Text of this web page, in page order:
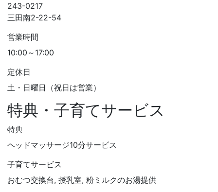
243-0217
三田南2-22-54
営業時間
10:00～17:00
定休日
土・日曜日（祝日は営業）
特典・子育てサービス
特典
ヘッドマッサージ10分サービス
子育てサービス
おむつ交換台, 授乳室, 粉ミルクのお湯提供